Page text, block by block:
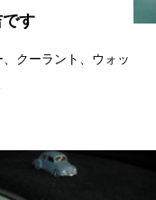
す
クーラント、ウォッ